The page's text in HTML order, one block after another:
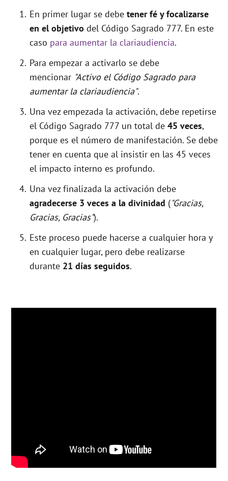
En primer lugar se debe tener fé y focalizarse
en el objetivo del Código Sagrado 777. En este
caso para aumentar la clariaudiencia.
Para empezar a activarlo se debe
mencionar "Activo el Código Sagrado para
aumentar la clariaudiencia".
Una vez empezada la activación, debe repetirse
el Código Sagrado 777 un total de 45 veces,
porque es el número de manifestación. Se debe
tener en cuenta que al insistir en las 45 veces
el impacto interno es profundo.
Una vez finalizada la activación debe
agradecerse 3 veces a la divinidad ("Gracias,
Gracias, Gracias").
Este proceso puede hacerse a cualquier hora y
en cualquier lugar, pero debe realizarse
durante 21 días seguidos.